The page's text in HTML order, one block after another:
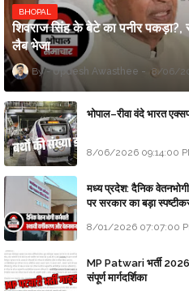
BHOPAL
शिवराज सिंह के बेटे का पनीर पकड़ा?,
लैब भेजा
Updesh Awasthee 8/06/
भोपाल–रीवा वंदे भारत
8/06/2026 09:14:00
मध्य प्रदेश: दैनिक
पर सरकार का बड़ा
8/01/2026 07:07:00
MP Patwari भर्ती
संपूर्ण मार्गदर्शिका